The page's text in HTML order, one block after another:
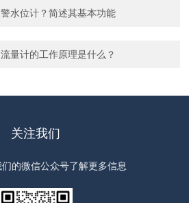
水位计？简述其基本功能
量计的工作原理是什么？
关注我们
的微信公众号了解更多信息